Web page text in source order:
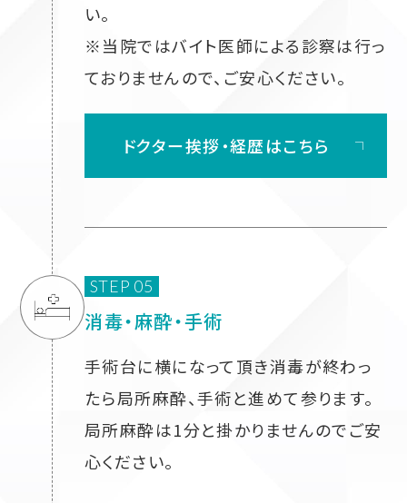
い。
※当院ではバイト医師による診察は行っ
ておりませんので、ご安心ください。
ドクター挨拶・経歴はこちら
STEP 05
消毒・麻酔・手術
手術台に横になって頂き消毒が終わっ
たら局所麻酔、手術と進めて参ります。
局所麻酔は1分と掛かりませんのでご安
心ください。